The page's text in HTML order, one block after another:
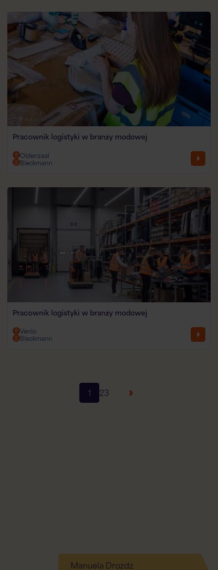
Pracownik logistyki w branży modowej
Oldenzaal
Bleckmann
Pracownik logistyki w branży modowej
Venlo
Bleckmann
1 23
Manuela Drozdz